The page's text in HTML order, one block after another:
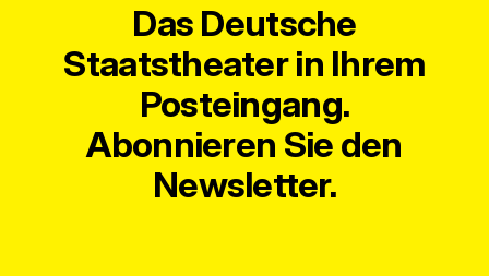
Das Deutsche
Staatstheater in Ihrem
Posteingang.
Abonnieren Sie den
Newsletter.